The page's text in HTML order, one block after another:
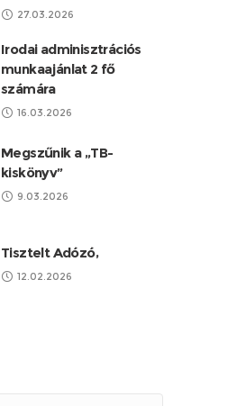
27.03.2026
Irodai adminisztrációs
munkaajánlat 2 fő
számára
16.03.2026
Megszűnik a „TB-
kiskönyv”
9.03.2026
Tisztelt Adózó,
12.02.2026